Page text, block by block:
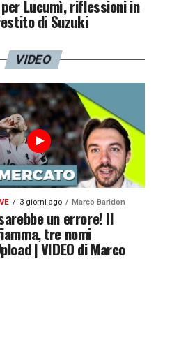
Lucumì, riflessioni in
di Suzuki
VIDEO
3 giorni ago Marco Baridon
un errore! Il
tre nomi
| VIDEO di Marco